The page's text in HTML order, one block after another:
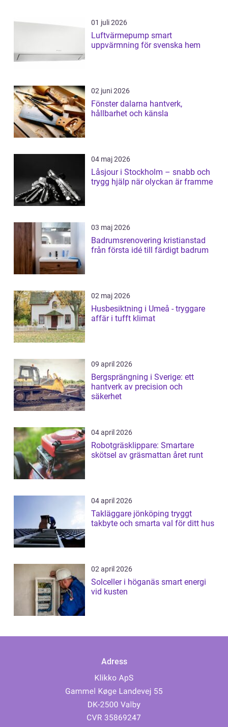
01 juli 2026
Luftvärmepump smart
uppvärmning för svenska hem
02 juni 2026
Fönster dalarna hantverk,
hållbarhet och känsla
04 maj 2026
Låsjour i Stockholm – snabb och
trygg hjälp när olyckan är framme
03 maj 2026
Badrumsrenovering kristianstad
från första idé till färdigt badrum
02 maj 2026
Husbesiktning i Umeå - tryggare
affär i tufft klimat
09 april 2026
Bergsprängning i Sverige: ett
hantverk av precision och
säkerhet
04 april 2026
Robotgräsklippare: Smartare
skötsel av gräsmattan året runt
04 april 2026
Takläggare jönköping tryggt
takbyte och smarta val för ditt hus
02 april 2026
Solceller i höganäs smart energi
vid kusten
Adress